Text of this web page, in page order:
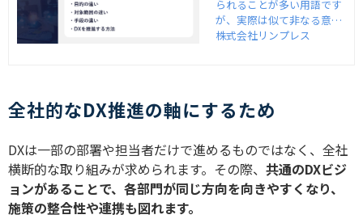
解説
られることが多い用語です
が、実際は似て非なる意味
を持っています。DXとデジ
視点からDXとデジタル化の
株式会社リンプレス
全社的なDX推進の軸にするため
DXは一部の部署や担当者だけで進めるものではなく、全社
横断的な取り組みが求められます。その際、 共通のDXビジ
ョンがあることで、各部門が同じ方向を向きやすくなり、
施策の整合性や連携も図れます。